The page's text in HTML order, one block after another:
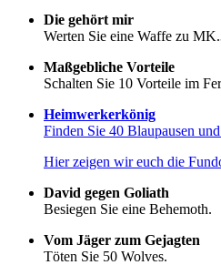
Die gehört mir
Werten Sie eine Waffe zu
Maßgebliche Vorteile
Schalten Sie 10 Vorteile im
Heimwerkerkönig
Finden Sie 40 Blaupausen
Hier zeigen wir euch die
David gegen Goliath
Besiegen Sie eine Behemoth.
Vom Jäger zum Gejagten
Töten Sie 50 Wolves.